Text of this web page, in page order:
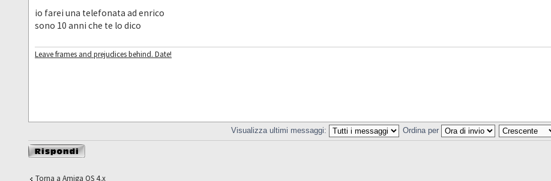
io farei una telefonata ad enrico
sono 10 anni che te lo dico
Leave frames and prejudices behind. Date!
Visualizza ultimi messaggi:
Ordina per
Rispondi al
messaggio
Torna a Amiga OS 4.x